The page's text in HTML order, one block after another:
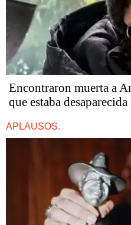
Encontraron muerta a
que estaba
APLAUSOS.